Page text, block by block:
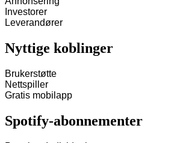
Investorer
Leverandører
Nyttige koblinger
Brukerstøtte
Nettspiller
Gratis mobilapp
Spotify-abonnementer